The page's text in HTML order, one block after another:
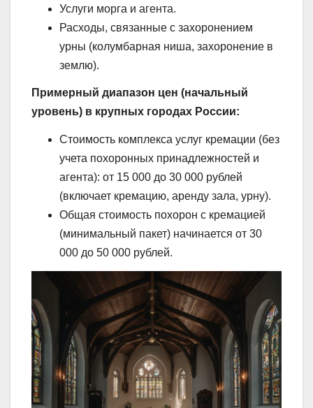
Услуги морга и агента.
Расходы, связанные с захоронением
урны (колумбарная ниша, захоронение в
землю).
Примерный диапазон цен (начальный
уровень) в крупных городах России:
Стоимость комплекса услуг кремации (без
учета похоронных принадлежностей и
агента): от 15 000 до 30 000 рублей
(включает кремацию, аренду зала, урну).
Общая стоимость похорон с кремацией
(минимальный пакет) начинается от 30
000 до 50 000 рублей.